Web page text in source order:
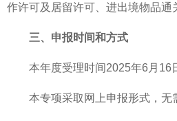
作许可及居留许可、进出境物品通
三、申报时间和方式
本年度受理时间2025年6月16
本专项采取网上申报形式，无